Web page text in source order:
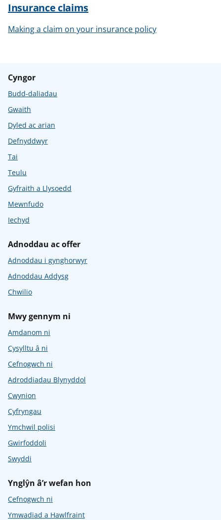
Insurance claims
Making a claim on your insurance policy
Cyngor
Budd-daliadau
Gwaith
Dyled ac arian
Defnyddwyr
Tai
Teulu
Gyfraith a Llysoedd
Mewnfudo
Iechyd
Adnoddau ac offer
Adnoddau i gynghorwyr
Adnoddau Addysg
Chwilio
Mwy gennym ni
Amdanom ni
Cysylltu â ni
Cefnogwch ni
Adroddiadau Blynyddol
Cwynion
Cyfryngau
Ymchwil polisi
Gwirfoddoli
Swyddi
Ynglŷn â’r wefan hon
Cefnogwch ni
Ymwadiad a Hawlfraint